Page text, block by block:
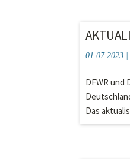
01.07.2023
DFWR und
Das